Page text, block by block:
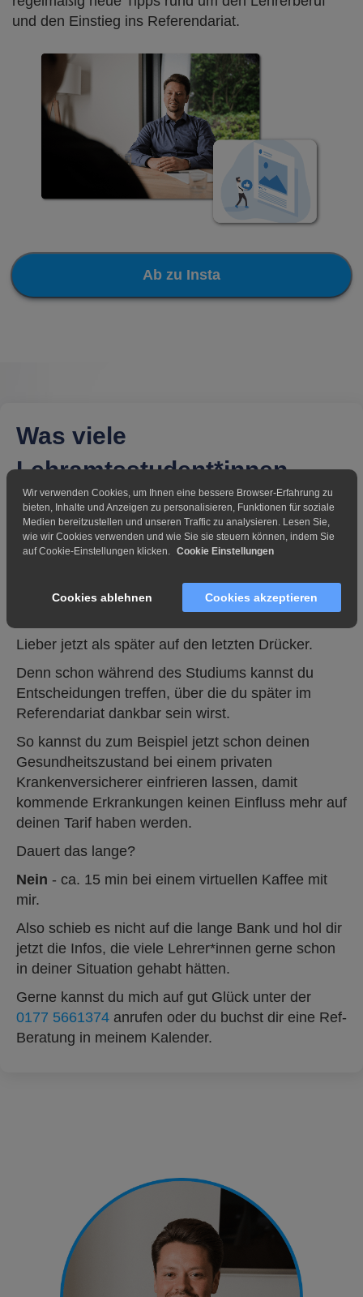
Wir verwenden Cookies, um Ihnen eine bessere Browser-Erfahrung zu
bieten, Inhalte und Anzeigen zu personalisieren, Funktionen für soziale
Medien bereitzustellen und unseren Traffic zu analysieren. Lesen Sie,
wie wir Cookies verwenden und wie Sie sie steuern können, indem Sie
auf Cookie-Einstellungen klicken. Cookie Einstellungen
Cookies ablehnen Cookies akzeptieren
und den Einstieg ins Referendariat.
Ab zu Insta
Was viele
Lehramtsstudent*innen
nicht wissen
Im Lehramtsstudium wissen viele gar nicht, was
dein Ref dieses oder nächstes Jahr beginnt, macht
es aber Sinn es zu erfahren.
Lieber jetzt als später auf den letzten Drücker.
Denn schon während des Studiums kannst du
Entscheidungen treffen, über die du später im
Referendariat dankbar sein wirst.
So kannst du zum Beispiel jetzt schon deinen
Gesundheitszustand bei einem privaten
Krankenversicherer einfrieren lassen, damit
kommende Erkrankungen keinen Einfluss mehr auf
deinen Tarif haben werden.
Dauert das lange?
Nein - ca. 15 min bei einem virtuellen Kaffee mit
mir.
Also schieb es nicht auf die lange Bank und hol dir
jetzt die Infos, die viele Lehrer*innen gerne schon
in deiner Situation gehabt hätten.
Gerne kannst du mich auf gut Glück unter der
0177 5661374 anrufen oder du buchst dir eine Ref-
Beratung in meinem Kalender.